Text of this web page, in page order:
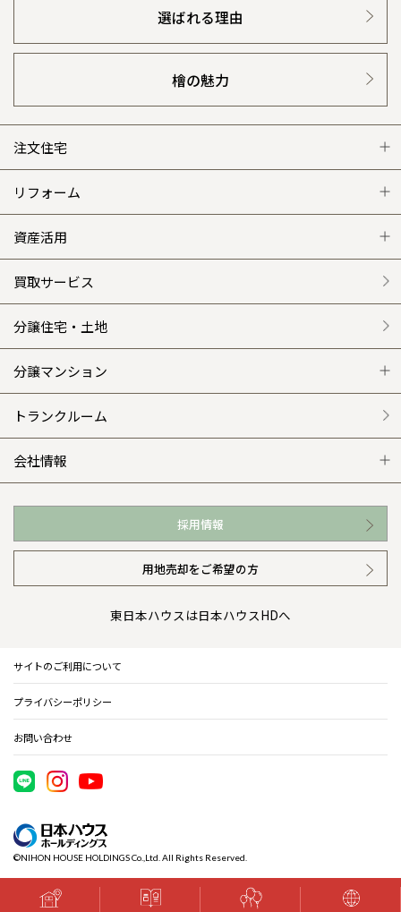
選ばれる理由
檜の魅力
注文住宅
注文住宅 トップ
グレートステージ
クレステージ
施工事例
平屋の家
外観・インテリア集
WEB住宅展示場
お近くの展示場
イベント情報
住まいのコラム
住まいのお手入れ集
リフォーム
リフォーム トップ
リフォームメニュー
選ばれる理由
リフォームの流れ
介護保険利用で快適リフォーム
カタログ請求（無料）
資産活用
資産活用 トップ
賃貸併用住宅のメリット
安心のサポートシステム
商品紹介
展示場案内
買取サービス
分譲住宅・土地
分譲マンション
分譲マンション トップ
ワザックとは
高い信頼性
安心の管理体制
トランクルーム
会社情報
会社情報 トップ
ニュースリリース
会社概要
事業部紹介
IR情報
木材調達指針
グループ会社紹介
採用情報
用地売却をご希望の方
東日本ハウスは日本ハウスHDへ
サイトのご利用について
プライバシーポリシー
お問い合わせ
©NIHON HOUSE HOLDINGS Co.,Ltd. All Rights Reserved.